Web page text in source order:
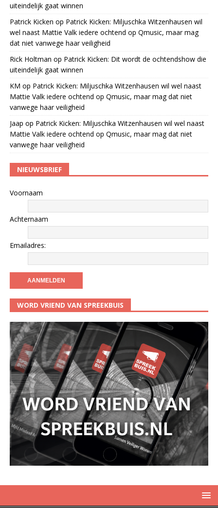
uiteindelijk gaat winnen
Patrick Kicken op Patrick Kicken: Miljuschka Witzenhausen wil
wel naast Mattie Valk iedere ochtend op Qmusic, maar mag
dat niet vanwege haar veiligheid
Rick Holtman op Patrick Kicken: Dit wordt de ochtendshow die
uiteindelijk gaat winnen
KM op Patrick Kicken: Miljuschka Witzenhausen wil wel naast
Mattie Valk iedere ochtend op Qmusic, maar mag dat niet
vanwege haar veiligheid
Jaap op Patrick Kicken: Miljuschka Witzenhausen wil wel naast
Mattie Valk iedere ochtend op Qmusic, maar mag dat niet
vanwege haar veiligheid
NIEUWSBRIEF
Voornaam
Achternaam
Emailadres:
WORD VRIEND VAN SPREEKBUIS